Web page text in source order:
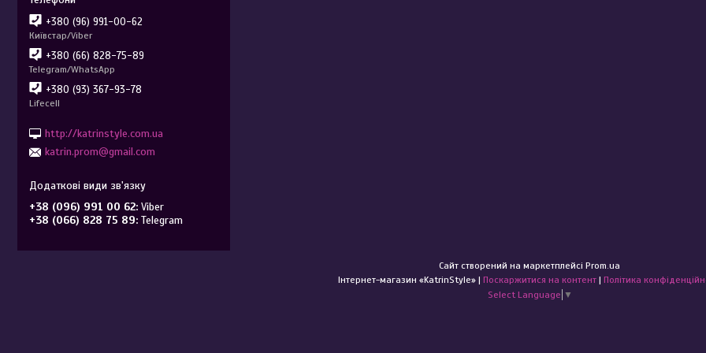
+380 (96) 991-00-62
Київстар/Viber
+380 (66) 828-75-89
Telegram/WhatsApp
+380 (93) 367-93-78
Lifecell
http://katrinstyle.com.ua
katrin.prom@gmail.com
+38 (096) 991 00 62 Viber
+38 (066) 828 75 89 Telegram
Сайт створений на маркетплейсі Prom.ua
Інтернет-магазин «KatrinStyle» | Поскаржитися на контент | Політика
Select Language ▼